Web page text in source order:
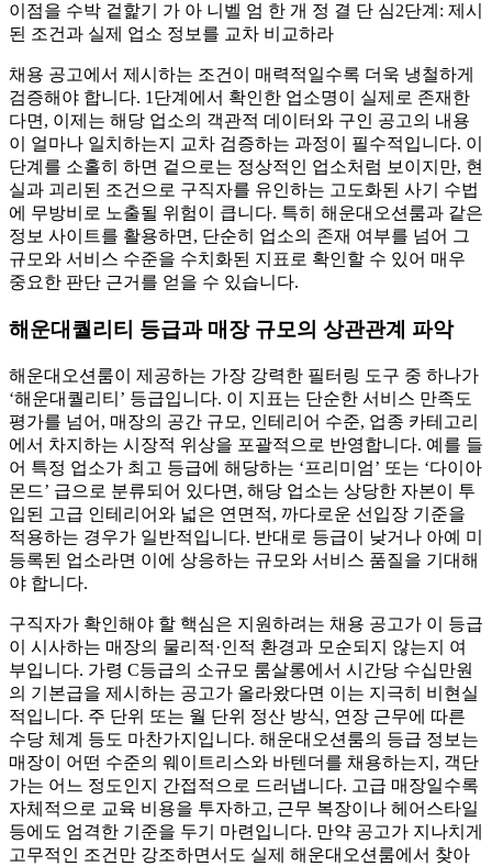
이점을 수박 겉핥기 가 아 니벨 엄 한 개 정 결 단 심2단계: 제시
된 조건과 실제 업소 정보를 교차 비교하라
채용 공고에서 제시하는 조건이 매력적일수록 더욱 냉철하게
검증해야 합니다. 1단계에서 확인한 업소명이 실제로 존재한
다면, 이제는 해당 업소의 객관적 데이터와 구인 공고의 내용
이 얼마나 일치하는지 교차 검증하는 과정이 필수적입니다. 이
단계를 소홀히 하면 겉으로는 정상적인 업소처럼 보이지만, 현
실과 괴리된 조건으로 구직자를 유인하는 고도화된 사기 수법
에 무방비로 노출될 위험이 큽니다. 특히 해운대오션룸과 같은
정보 사이트를 활용하면, 단순히 업소의 존재 여부를 넘어 그
규모와 서비스 수준을 수치화된 지표로 확인할 수 있어 매우
중요한 판단 근거를 얻을 수 있습니다.
해운대퀄리티 등급과 매장 규모의 상관관계 파악
해운대오션룸이 제공하는 가장 강력한 필터링 도구 중 하나가
‘해운대퀄리티’ 등급입니다. 이 지표는 단순한 서비스 만족도
평가를 넘어, 매장의 공간 규모, 인테리어 수준, 업종 카테고리
에서 차지하는 시장적 위상을 포괄적으로 반영합니다. 예를 들
어 특정 업소가 최고 등급에 해당하는 ‘프리미엄’ 또는 ‘다이아
몬드’ 급으로 분류되어 있다면, 해당 업소는 상당한 자본이 투
입된 고급 인테리어와 넓은 연면적, 까다로운 선입장 기준을
적용하는 경우가 일반적입니다. 반대로 등급이 낮거나 아예 미
등록된 업소라면 이에 상응하는 규모와 서비스 품질을 기대해
야 합니다.
구직자가 확인해야 할 핵심은 지원하려는 채용 공고가 이 등급
이 시사하는 매장의 물리적·인적 환경과 모순되지 않는지 여
부입니다. 가령 C등급의 소규모 룸살롱에서 시간당 수십만원
의 기본급을 제시하는 공고가 올라왔다면 이는 지극히 비현실
적입니다. 주 단위 또는 월 단위 정산 방식, 연장 근무에 따른
수당 체계 등도 마찬가지입니다. 해운대오션룸의 등급 정보는
매장이 어떤 수준의 웨이트리스와 바텐더를 채용하는지, 객단
가는 어느 정도인지 간접적으로 드러냅니다. 고급 매장일수록
자체적으로 교육 비용을 투자하고, 근무 복장이나 헤어스타일
등에도 엄격한 기준을 두기 마련입니다. 만약 공고가 지나치게
고무적인 조건만 강조하면서도 실제 해운대오션룸에서 찾아